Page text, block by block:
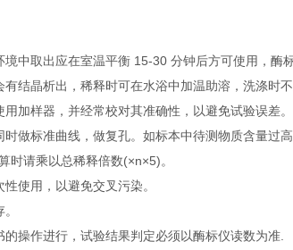
取出应在室温平衡 15-30 分钟后方可使用，酶标
晶析出，稀释时可在水浴中加温助溶，洗涤时不
样器，并经常校对其准确性，以避免试验误差。
标准曲线，做复孔。如标本中待测物质含量过
时请乘以总稀释倍数(×n×5)。
用，以避免交叉污染。
作进行，试验结果判定必须以酶标仪读数为准.